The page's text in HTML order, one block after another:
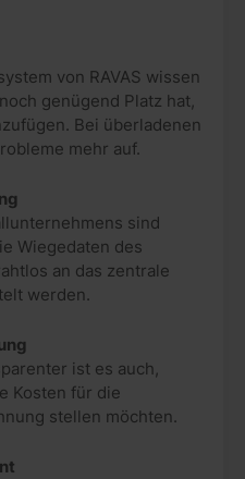
von RAVAS wissen
genügend Platz hat,
Bei überladenen
mehr auf.
sind
Wiegedaten des
an das zentrale
werden.
ist es auch,
Kosten für die
stellen möchten.